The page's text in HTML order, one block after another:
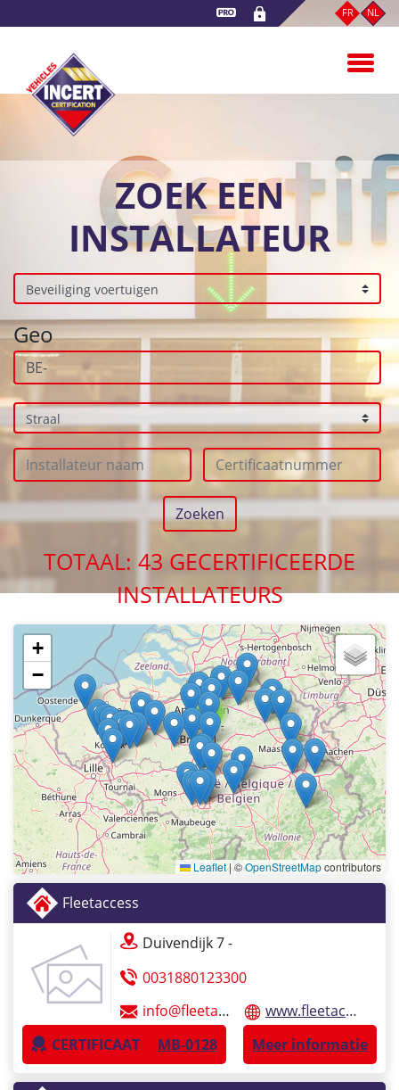
en
inhoud
FR NL
ZOEK EEN
INSTALLATEUR
Geo
TOTAAL: 43 GECERTIFICEERDE
INSTALLATEURS
2
+
−
Leaflet|©OpenStreetMapcontributors
Fleetaccess
Duivendijk 7 -
0031880123300
info@fleetaccess.nl
www.fleetaccess.nl
CERTIFICAAT MB-0128 Meer informatie